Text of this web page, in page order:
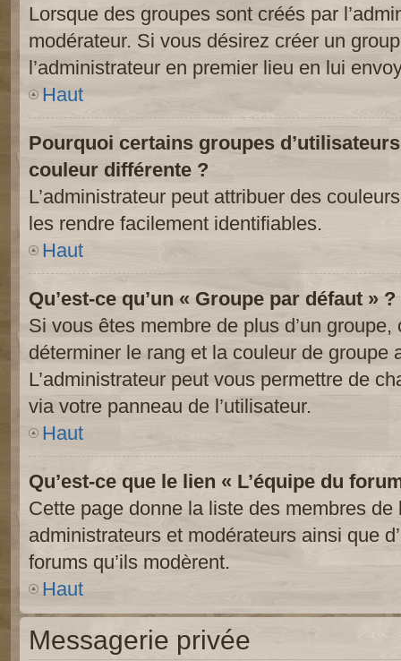
Lorsque des groupes sont créés par
modérateur. Si vous désirez créer un
l’administrateur en premier lieu en lui
Haut
Pourquoi certains groupes
couleur différente ?
L’administrateur peut attribuer des
les rendre facilement identifiables.
Haut
Qu’est-ce qu’un « Groupe par défaut » ?
Si vous êtes membre de plus d’un
déterminer le rang et la couleur de groupe
L’administrateur peut vous permettre de
via votre panneau de l’utilisateur.
Haut
Qu’est-ce que le lien « L’équipe du
Cette page donne la liste des membres de
administrateurs et modérateurs ainsi que
forums qu’ils modèrent.
Haut
Messagerie privée